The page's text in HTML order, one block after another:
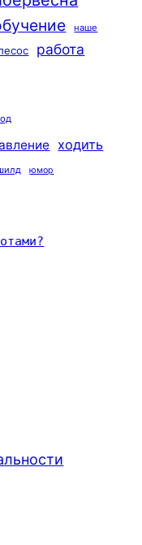
наше
работа
ходить
юмор